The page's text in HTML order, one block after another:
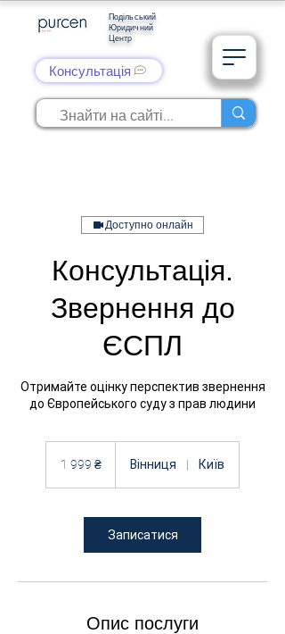
Подільський
Юридичний
Центр
Консультація
Доступно онлайн
Консультація.
Звернення до
ЄСПЛ
Отримайте оцінку перспектив звернення
до Європейського суду з прав людини
гривень
1 999 ₴ Вінниця | Київ
Записатися
Опис послуги